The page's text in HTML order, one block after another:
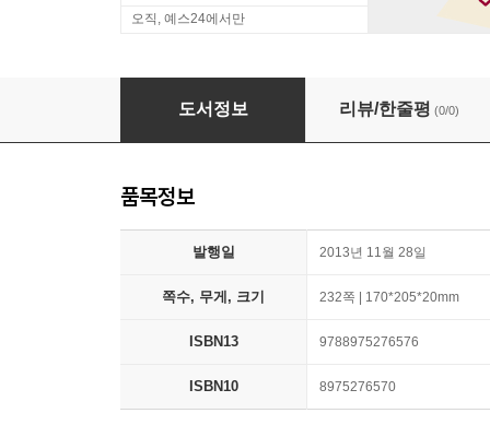
오직, 예스24에서만
소녀의 첫화장 시크릿 박스
도서정보 리뷰/한줄평 (0/0)
품목정보
발행일 2013년 11월 28일
쪽수, 무게, 크기 232쪽 | 170*205*20mm
ISBN13 9788975276576
ISBN10 8975276570